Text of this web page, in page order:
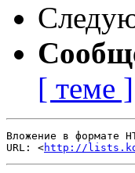
[ теме ]
Вложение в формате
URL: <http://